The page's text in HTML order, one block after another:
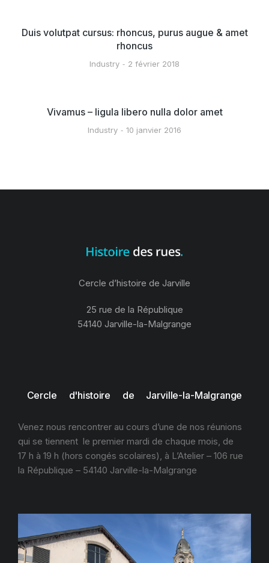
Duis volutpat cursus: rhoncus, purus augue & amet
rhoncus
Industry 2 février 2018
Vivamus – ligula libero nulla dolor amet
Industry 10 janvier 2016
Cercle d’histoire de Jarville
25 rue de la République
54140 Jarville-la-Malgrange
Cercle d'histoire de Jarville-la-Malgrange
Venez nous rencontrer au cours d’une de nos réunions
qui se tiennent le premier mardi de chaque mois, de
17 h à 19 h (hors congés scolaires), à L’Atelier – 106 rue
la République – 54140 Jarville-la-Malgrange